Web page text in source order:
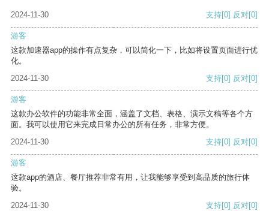
2024-11-30 支持[0] 反对[0]
游客
这款加速器app的操作有点复杂，可以简化一下，比如将设置页面进行优
化。
2024-11-30
支持[0] 反对[0]
游客
这款办公软件的功能非常全面，涵盖了文档、表格、演示文稿等各个方
面。我可以使用它来完成日常办公的所有任务，非常方便。
2024-11-30
支持[0] 反对[0]
游客
这款app的酒店、餐厅推荐非常有用，让我能够享受到高品质的旅行体
验。
2024-11-30
支持[0] 反对[0]